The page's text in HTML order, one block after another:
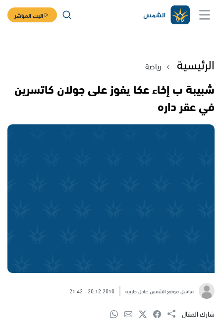
البث المباشر
الرئيسية رياضة
شبيبة ب إخاء عكا يفوز على جولان كاتسرين
في عقر داره
مراسل موقع الشمس عادل طربيه 20.12.2010
21:42
شارك المقال